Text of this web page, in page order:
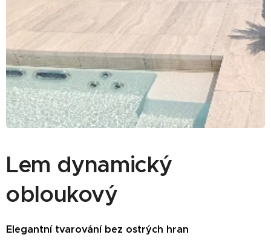
Lem dynamický
obloukový
Elegantní tvarování bez ostrých hran